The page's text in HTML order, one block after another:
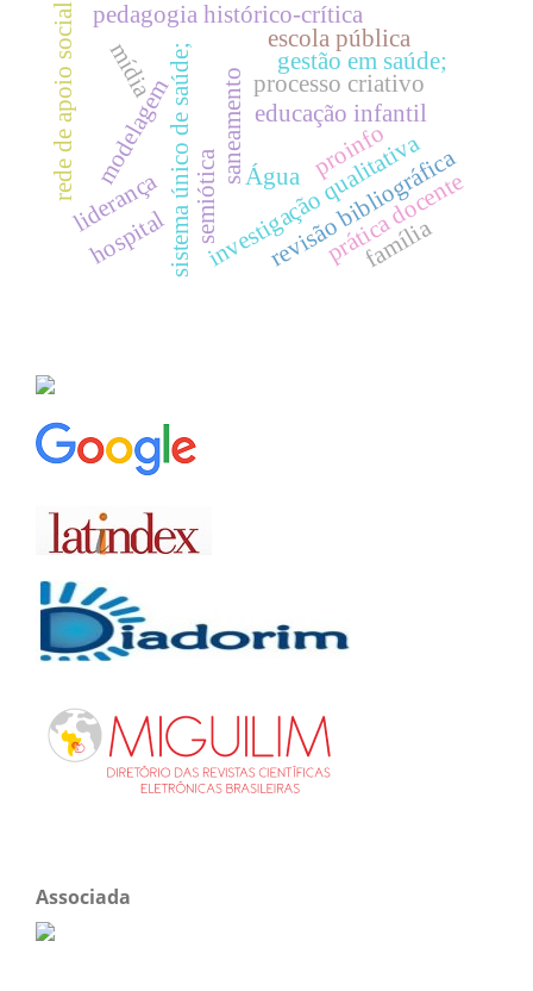
investigação qualitativa
saneamento
sistema único de saúde;
pedagogia histórico-crítica
educação infantil
revisão bibliográfica
processo criativo
modelagem Água
gestão em saúde;
mídia
proinfo
escola pública
prática docente
rede de apoio social
liderança
hospital semiótica família
Associada